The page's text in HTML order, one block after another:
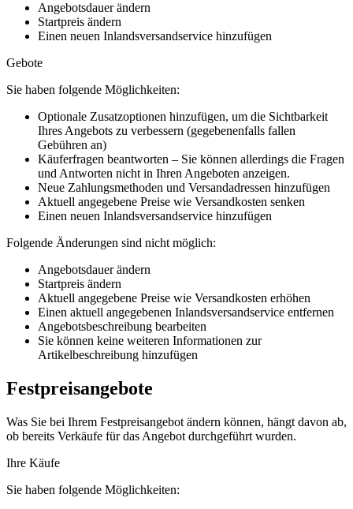
Angebotsdauer ändern
Startpreis ändern
Einen neuen Inlandsversandservice hinzufügen
Gebote
Sie haben folgende Möglichkeiten:
Optionale Zusatzoptionen hinzufügen, um die Sichtbarkeit
Ihres Angebots zu verbessern (gegebenenfalls fallen
Gebühren an)
Käuferfragen beantworten – Sie können allerdings die Fragen
und Antworten nicht in Ihren Angeboten anzeigen.
Neue Zahlungsmethoden und Versandadressen hinzufügen
Aktuell angegebene Preise wie Versandkosten senken
Einen neuen Inlandsversandservice hinzufügen
Folgende Änderungen sind nicht möglich:
Angebotsdauer ändern
Startpreis ändern
Aktuell angegebene Preise wie Versandkosten erhöhen
Einen aktuell angegebenen Inlandsversandservice entfernen
Angebotsbeschreibung bearbeiten
Sie können keine weiteren Informationen zur
Artikelbeschreibung hinzufügen
Festpreisangebote
Was Sie bei Ihrem Festpreisangebot ändern können, hängt davon ab,
ob bereits Verkäufe für das Angebot durchgeführt wurden.
Ihre Käufe
Sie haben folgende Möglichkeiten: